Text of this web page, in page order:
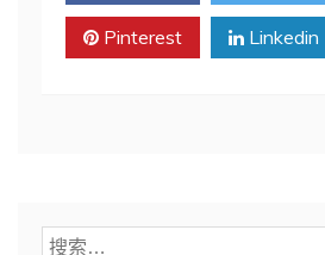
Pinterest Linkedin
搜